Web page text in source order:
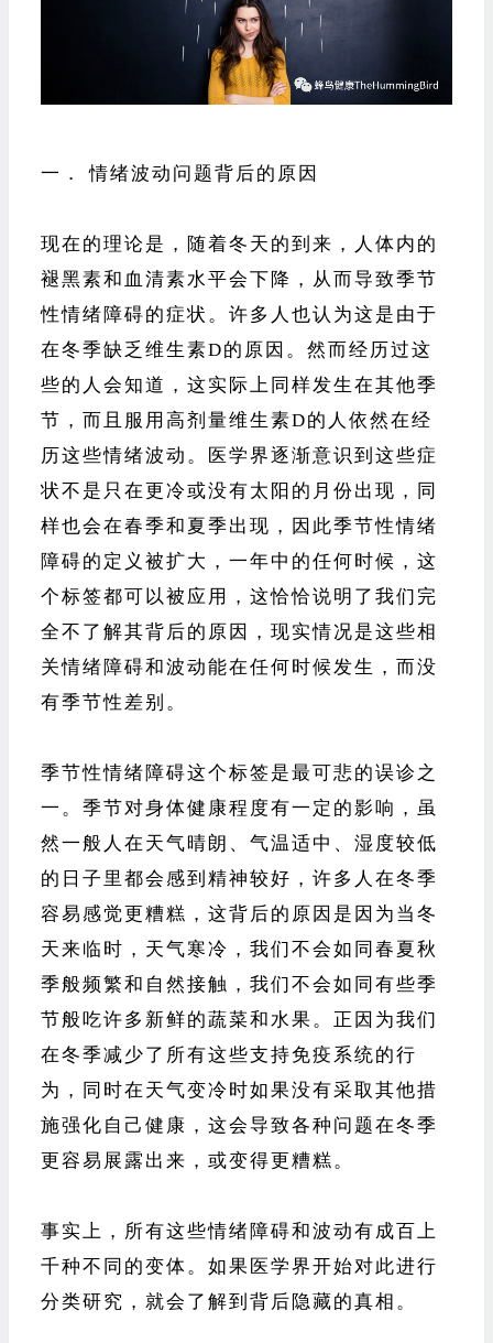
一． 情绪波动问题背后的原因
现在的理论是，随着冬天的到来，人体内的
褪黑素和血清素水平会下降，从而导致季节
性情绪障碍的症状。许多人也认为这是由于
在冬季缺乏维生素D的原因。然而经历过这
些的人会知道，这实际上同样发生在其他季
节，而且服用高剂量维生素D的人依然在经
历这些情绪波动。医学界逐渐意识到这些症
状不是只在更冷或没有太阳的月份出现，同
样也会在春季和夏季出现，因此季节性情绪
障碍的定义被扩大，一年中的任何时候，这
个标签都可以被应用，这恰恰说明了我们完
全不了解其背后的原因，现实情况是这些相
关情绪障碍和波动能在任何时候发生，而没
有季节性差别。
季节性情绪障碍这个标签是最可悲的误诊之
一。季节对身体健康程度有一定的影响，虽
然一般人在天气晴朗、气温适中、湿度较低
的日子里都会感到精神较好，许多人在冬季
容易感觉更糟糕，这背后的原因是因为当冬
天来临时，天气寒冷，我们不会如同春夏秋
季般频繁和自然接触，我们不会如同有些季
节般吃许多新鲜的蔬菜和水果。正因为我们
在冬季减少了所有这些支持免疫系统的行
为，同时在天气变冷时如果没有采取其他措
施强化自己健康，这会导致各种问题在冬季
更容易展露出来，或变得更糟糕。
事实上，所有这些情绪障碍和波动有成百上
千种不同的变体。如果医学界开始对此进行
分类研究，就会了解到背后隐藏的真相。